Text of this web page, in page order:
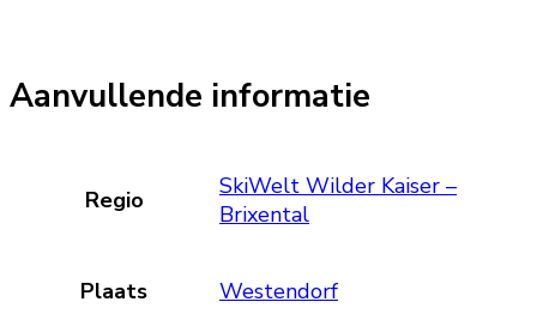
Aanvullende informatie
Regio
SkiWelt Wilder Kaiser –
Brixental
Plaats Westendorf